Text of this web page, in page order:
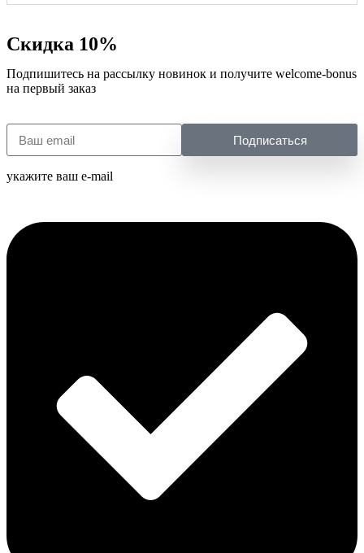
Скидка 10%
Подпишитесь на рассылку новинок и получите welcome-bonus
на первый заказ
Подписаться
укажите ваш e-mail